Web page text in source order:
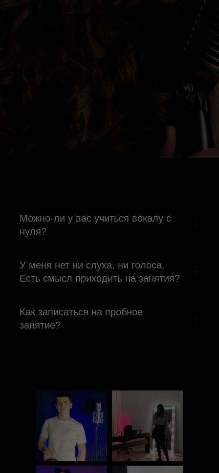
Можно-ли у вас учиться вокалу с
нуля?
У меня нет ни слуха, ни голоса.
Есть смысл приходить на занятия?
Как записаться на пробное
занятие?